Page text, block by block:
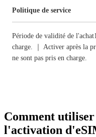
Politique de service
Période de validité de
charge. ｜ Activer après la
ne sont pas pris en charge.
Comment
l'activation